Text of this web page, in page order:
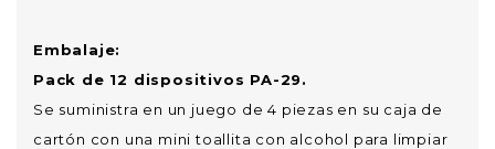
Embalaje:
Pack de 12 dispositivos PA-29.
Se suministra en un juego de 4 piezas en su caja de
cartón con una mini toallita con alcohol para limpiar